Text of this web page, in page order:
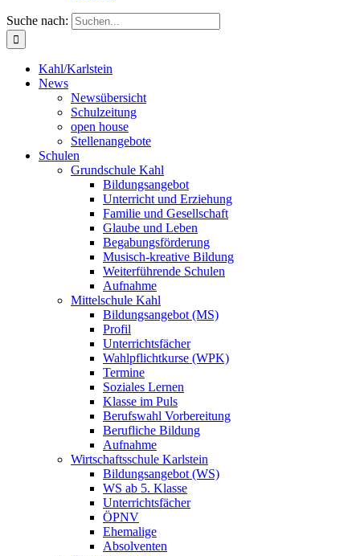
Suche nach:
Kahl/Karlstein
News
Newsübersicht
Schulzeitung
open house
Stellenangebote
Schulen
Grundschule Kahl
Bildungsangebot
Unterricht und Erziehung
Familie und Gesellschaft
Glaube und Leben
Begabungsförderung
Musisch-kreative Bildung
Weiterführende Schulen
Aufnahme
Mittelschule Kahl
Bildungsangebot (MS)
Profil
Unterrichtsfächer
Wahlpflichtkurse (WPK)
Termine
Soziales Lernen
Klasse im Puls
Berufswahl Vorbereitung
Berufliche Bildung
Aufnahme
Wirtschaftsschule Karlstein
Bildungsangebot (WS)
WS ab 5. Klasse
Unterrichtsfächer
ÖPNV
Ehemalige
Absolventen